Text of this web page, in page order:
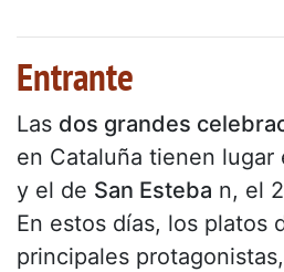
Entrante
Las dos grandes
en Cataluña tienen lugar
y el de San Esteba n, el
En estos días, los platos
principales